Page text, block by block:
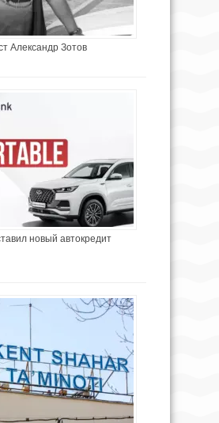
Александр Зотов
новый автокредит